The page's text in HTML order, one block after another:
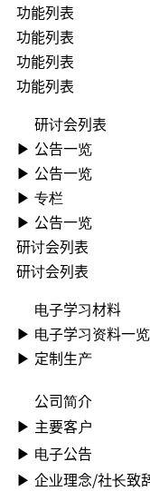
功能列表
功能列表
功能列表
功能列表
研讨会列表
▶ ︎公告一览
▶ ︎公告一览
▶ 专栏
▶ ︎公告一览
研讨会列表
研讨会列表
电子学习材料
▶ ︎电子学习资料一览
▶ 定制生产
公司简介
▶ ︎主要客户
▶ ︎电子公告
▶ ︎︎企业理念/社长致